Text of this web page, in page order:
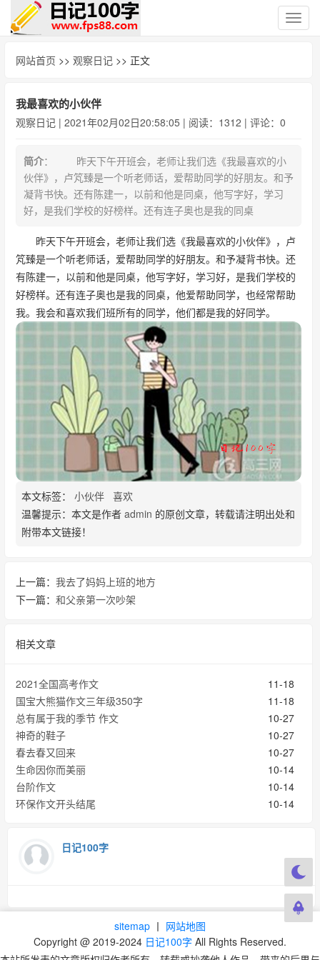
切
换
网站首页 >> 观察日记 >> 正文
我最喜欢的小伙伴
观察日记 | 2021年02月02日20:58:05 | 阅读：1312 | 评论：0
简介： 昨天下午开班会，老师让我们选《我最喜欢的小
伙伴》，卢竼臻是一个听老师话，爱帮助同学的好朋友。和予
凝背书快。还有陈建一，以前和他是同桌，他写字好，学习
好，是我们学校的好榜样。还有连子奥也是我的同桌
昨天下午开班会，老师让我们选《我最喜欢的小伙伴》，卢
竼臻是一个听老师话，爱帮助同学的好朋友。和予凝背书快。还
有陈建一，以前和他是同桌，他写字好，学习好，是我们学校的
好榜样。还有连子奥也是我的同桌，他爱帮助同学，也经常帮助
我。我会和喜欢我们班所有的同学，他们都是我的好同学。
本文标签： 小伙伴 喜欢
温馨提示：本文是作者 admin 的原创文章，转载请注明出处和
附带本文链接！
上一篇： 我去了妈妈上班的地方
下一篇： 和父亲第一次吵架
相关文章
11-18
2021全国高考作文
11-18
国宝大熊猫作文三年级350字
10-27
总有属于我的季节 作文
10-27
神奇的鞋子
10-27
春去春又回来
10-14
生命因你而美丽
10-14
台阶作文
10-14
环保作文开头结尾
日记100字
sitemap 丨 网站地图
Copyright @ 2019-2024 日记100字 All Rights Reserved.